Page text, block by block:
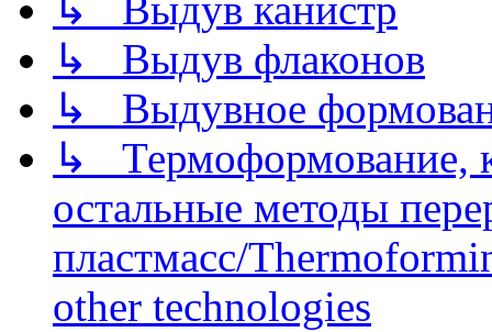
↳ Выдув флаконов
↳ Выдувное
↳ Термоформование,
остальные методы
пластмасс/
other technologies